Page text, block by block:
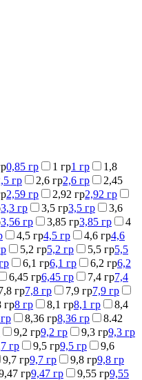
0,85 гр 1 гр1 гр
1,8
гр 2,6 гр2,6 гр
2,45
2,59 гр 2,92 гр2,92 гр
3,3 гр 3,5 гр3,5 гр
3,6
3,56 гр 3,85 гр3,85 гр
4
4,5 гр4,5 гр 4,6 гр4,6
5,2 гр5,2 гр 5,5 гр5,5
6,1 гр6,1 гр 6,2 гр6,2
6,45 гр6,45 гр 7,4 гр7,4
гр7,8 гр 7,9 гр7,9 гр
гр8 гр 8,1 гр8,1 гр
8,4
8,36 гр8,36 гр
8.42
9,2 гр9,2 гр 9,3 гр9,3 гр
гр 9,5 гр9,5 гр
9,6
9,7 гр9,7 гр 9,8 гр9,8 гр
гр9,47 гр 9,55 гр9,55